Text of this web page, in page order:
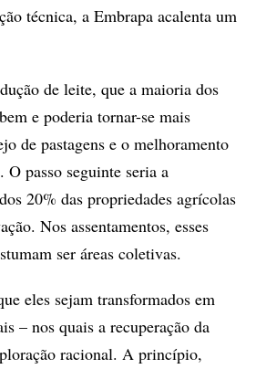
técnica, a Embrapa acalenta um
de leite, que a maioria dos
e poderia tornar-se mais
de pastagens e o melhoramento
O passo seguinte seria a
20% das propriedades agrícolas
Nos assentamentos, esses
ser áreas coletivas.
eles sejam transformados em
– nos quais a recuperação da
racional. A princípio,